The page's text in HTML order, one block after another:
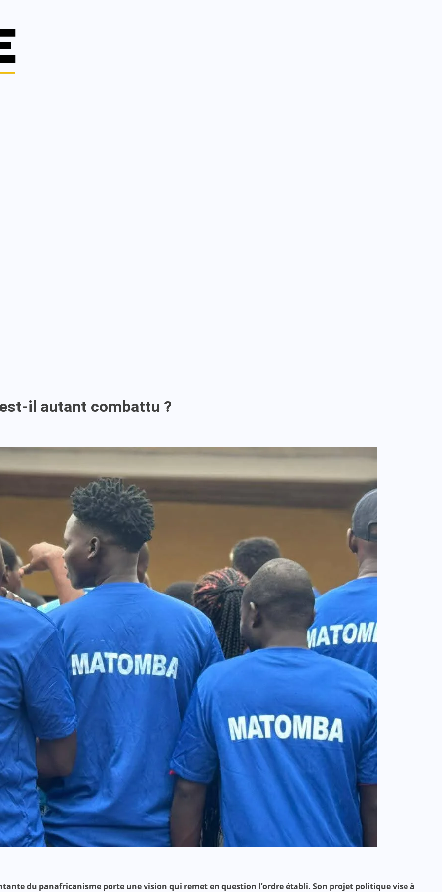
il autant combattu ?
du panafricanisme porte une vision qui remet en question l’ordre établi. Son projet politique vise à